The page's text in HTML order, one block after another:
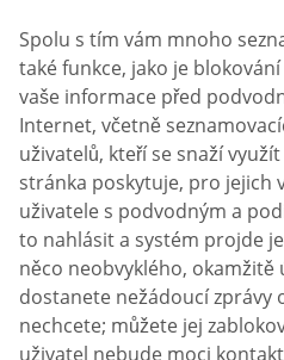
Spolu s tím vám mnoho
také funkce, jako je
vaše informace před
Internet, včetně
uživatelů, kteří se snaží
stránka poskytuje, pro jejich
uživatele s podvodným a
to nahlásit a systém projde
něco neobvyklého, okamžitě
dostanete nežádoucí zprávy
nechcete; můžete jej
uživatel nebude moci